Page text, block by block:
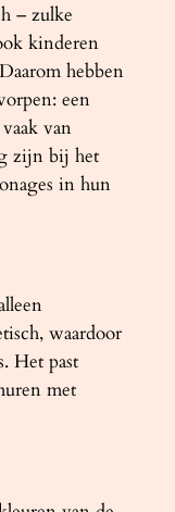
– zulke
kinderen
hebben
een
van
zijn bij het
in hun
waardoor
Het past
met